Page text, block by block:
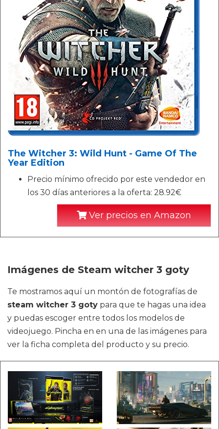
The Witcher 3: Wild Hunt - Game Of The
Year Edition
Precio mínimo ofrecido por este vendedor en
los 30 días anteriores a la oferta: 28.92€
Ver precios en Amazon
Imágenes de Steam witcher 3 goty
Te mostramos aquí un montón de fotografías de
steam witcher 3 goty para que te hagas una idea
y puedas escoger entre todos los modelos de
videojuego. Pincha en en una de las imágenes para
ver la ficha completa del producto y su precio.